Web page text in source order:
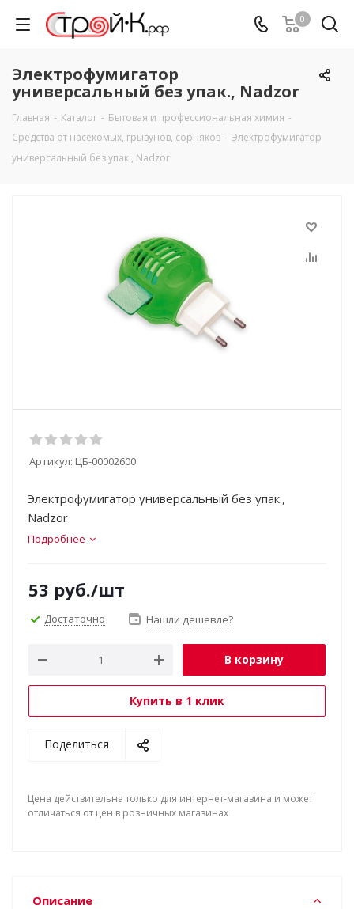
0
Электрофумигатор
универсальный без упак., Nadzor
Главная - Каталог - Бытовая и профессиональная химия -
Средства от насекомых, грызунов, сорняков - Электрофумигатор
универсальный без упак., Nadzor
Артикул: ЦБ-00002600
Электрофумигатор универсальный без упак.,
Nadzor
Подробнее
53 руб./шт
Достаточно Нашли дешевле?
В корзину
Купить в 1 клик
Поделиться
Цена действительна только для интернет-магазина и может
отличаться от цен в розничных магазинах
Описание